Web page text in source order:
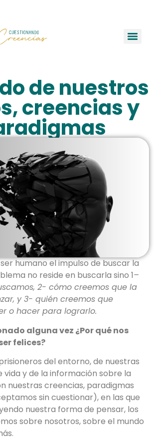
de nuestros
creencias y
humano el impulso de buscar la
no reside en buscarla sino 1–
2- cómo creemos que la
y 3- quién creemos que
o hacer para lograrlo.
alguna vez ¿Por qué nos
felices?
del entorno, de nuestras
vida y de la información sobre la
nuestras creencias, paradigmas
sin cuestionar), en las que
nuestra forma de pensar, los
sobre nosotros, sobre el mundo